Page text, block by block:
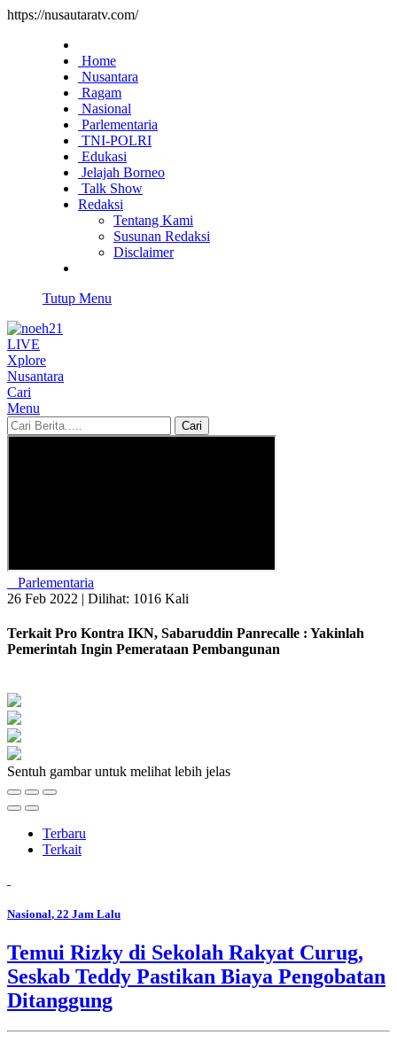
https://nusautaratv.com/
Home
Nusantara
Ragam
Nasional
Parlementaria
TNI-POLRI
Edukasi
Jelajah Borneo
Talk Show
Redaksi
Tentang Kami
Susunan Redaksi
Disclaimer
Tutup Menu
LIVE
Xplore
Nusantara
Cari
Menu
Cari
Parlementaria
26 Feb 2022 | Dilihat: 1016 Kali
Terkait Pro Kontra IKN, Sabaruddin Panrecalle : Yakinlah
Pemerintah Ingin Pemerataan Pembangunan
Sentuh gambar untuk melihat lebih jelas
Terbaru
Terkait
Nasional, 22 Jam Lalu
Temui Rizky di Sekolah Rakyat Curug,
Seskab Teddy Pastikan Biaya Pengobatan
Ditanggung